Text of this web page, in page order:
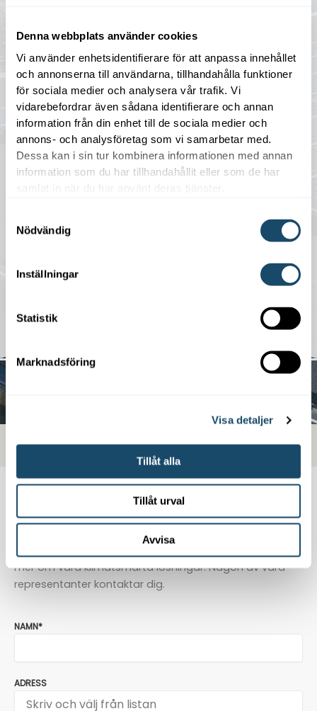
Denna webbplats använder cookies
Vi använder enhetsidentifierare för att anpassa innehållet
och annonserna till användarna, tillhandahålla funktioner
för sociala medier och analysera vår trafik. Vi
vidarebefordrar även sådana identifierare och annan
information från din enhet till de sociala medier och
annons- och analysföretag som vi samarbetar med.
Dessa kan i sin tur kombinera informationen med annan
information som du har tillhandahållit eller som de har
samlat in när du har använt deras tjänster.
Nödvändig
Inställningar
Statistik
Marknadsföring
Visa detaljer
Tillåt alla
Tillåt urval
Avvisa
Projekt Kiruna
Vattenfall skickade förfrågan till Enwell
på att hjälpa dem med att förflytta sina
energiförbrukning till gröna fastigheter.
Vad kan vi hjälpa dig med?
mer om våra klimatsmarta lösningar. Någon av våra
representanter kontaktar dig.
NAMN*
ADRESS